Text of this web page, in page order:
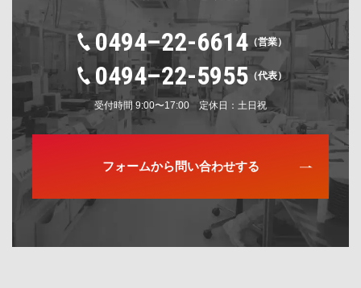
0494–22-6614 （営業）
0494–22-5955 （代表）
受付時間 9:00〜17:00 定休日：土日祝
フォームから問い合わせする